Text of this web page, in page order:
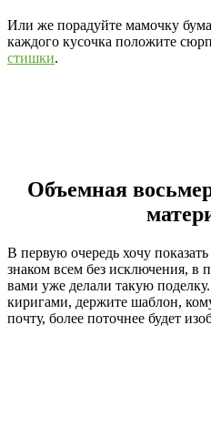
Или же порадуйте мамочку
каждого кусочка положите
стишки.
Объемная
В первую очередь хочу
знаком всем без исключения, в
вами уже делали такую
киригами, держите шаблон,
почту, более поточнее будет